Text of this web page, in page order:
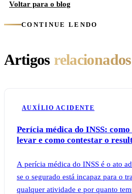
Voltar para o blog
CONTINUE LENDO
Artigos relacionados
AUXÍLIO ACIDENTE
Perícia médica do INSS: como
levar e como contestar o
A perícia médica do INSS é o ato
se o segurado está incapaz para o
qualquer atividade e por quanto